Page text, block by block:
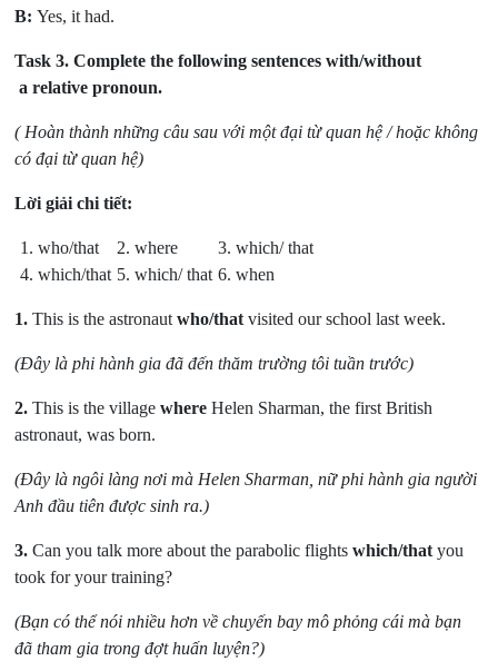
B: Yes, it had.
Task 3.Complete the following sentences with/without
a relative pronoun.
( Hoàn thành những câu sau với một đại từ quan hệ / hoặc không
có đại từ quan hệ)
Lời giải chi tiết:
1. who/that 2. where
3. which/ that
4. which/that 5. which/ that 6. when
1. This is the astronautwho/that visited our school last week.
(Đây là phi hành gia đã đến thăm trường tôi tuần trước)
2. This is the villagewhere Helen Sharman, the first British
astronaut, was born.
(Đây là ngôi làng nơi mà Helen Sharman, nữ phi hành gia người
Anh đầu tiên được sinh ra.)
3. Can you talk more about the parabolic flightswhich/that you
took for your training?
(Bạn có thể nói nhiều hơn về chuyến bay mô phỏng cái mà bạn
đã tham gia trong đợt huấn luyện?)